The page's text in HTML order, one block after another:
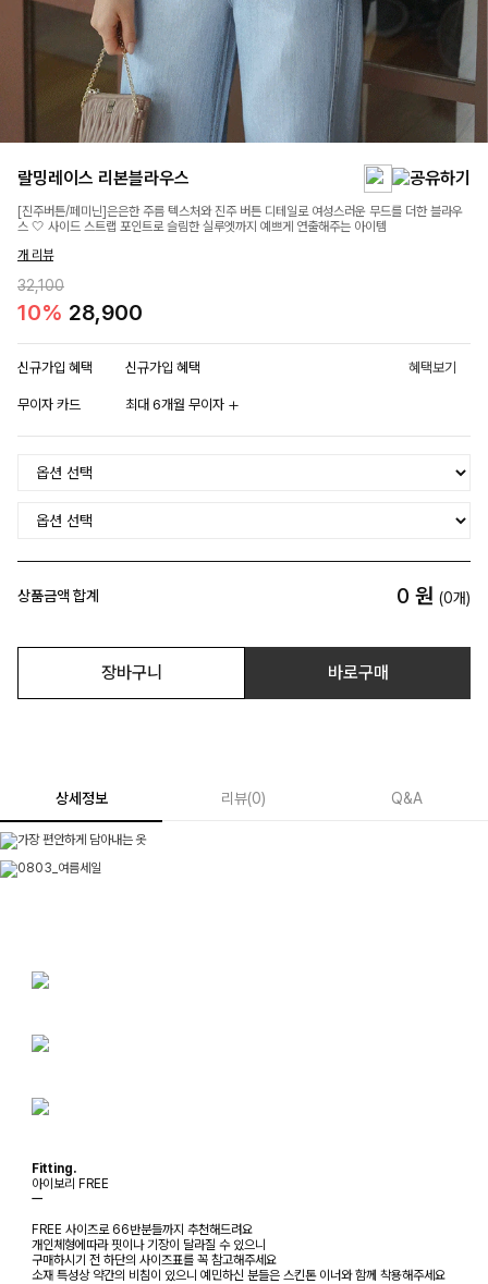
랄밍레이스 리본블라우스
[진주버튼/페미닌]은은한 주름 텍스처와 진주 버튼 디테일로 여성스러운 무드를 더한 블라우
스 🤍 사이드 스트랩 포인트로 슬림한 실루엣까지 예쁘게 연출해주는 아이템
개 리뷰
32,100
10% 28,900
신규가입 혜택 신규가입 혜택 혜택보기
무이자 카드 최대 6개월 무이자
상품금액 합계 0 원 (0개)
장바구니 바로구매
상세정보 리뷰(0) Q&A
Fitting.
아이보리 FREE
ㅡ
FREE 사이즈로 66반분들까지 추천해드려요
개인체형에따라 핏이나 기장이 달라질 수 있으니
구매하시기 전 하단의 사이즈표를 꼭 참고해주세요
소재 특성상 약간의 비침이 있으니 예민하신 분들은 스킨톤 이너와 함께 착용해주세요